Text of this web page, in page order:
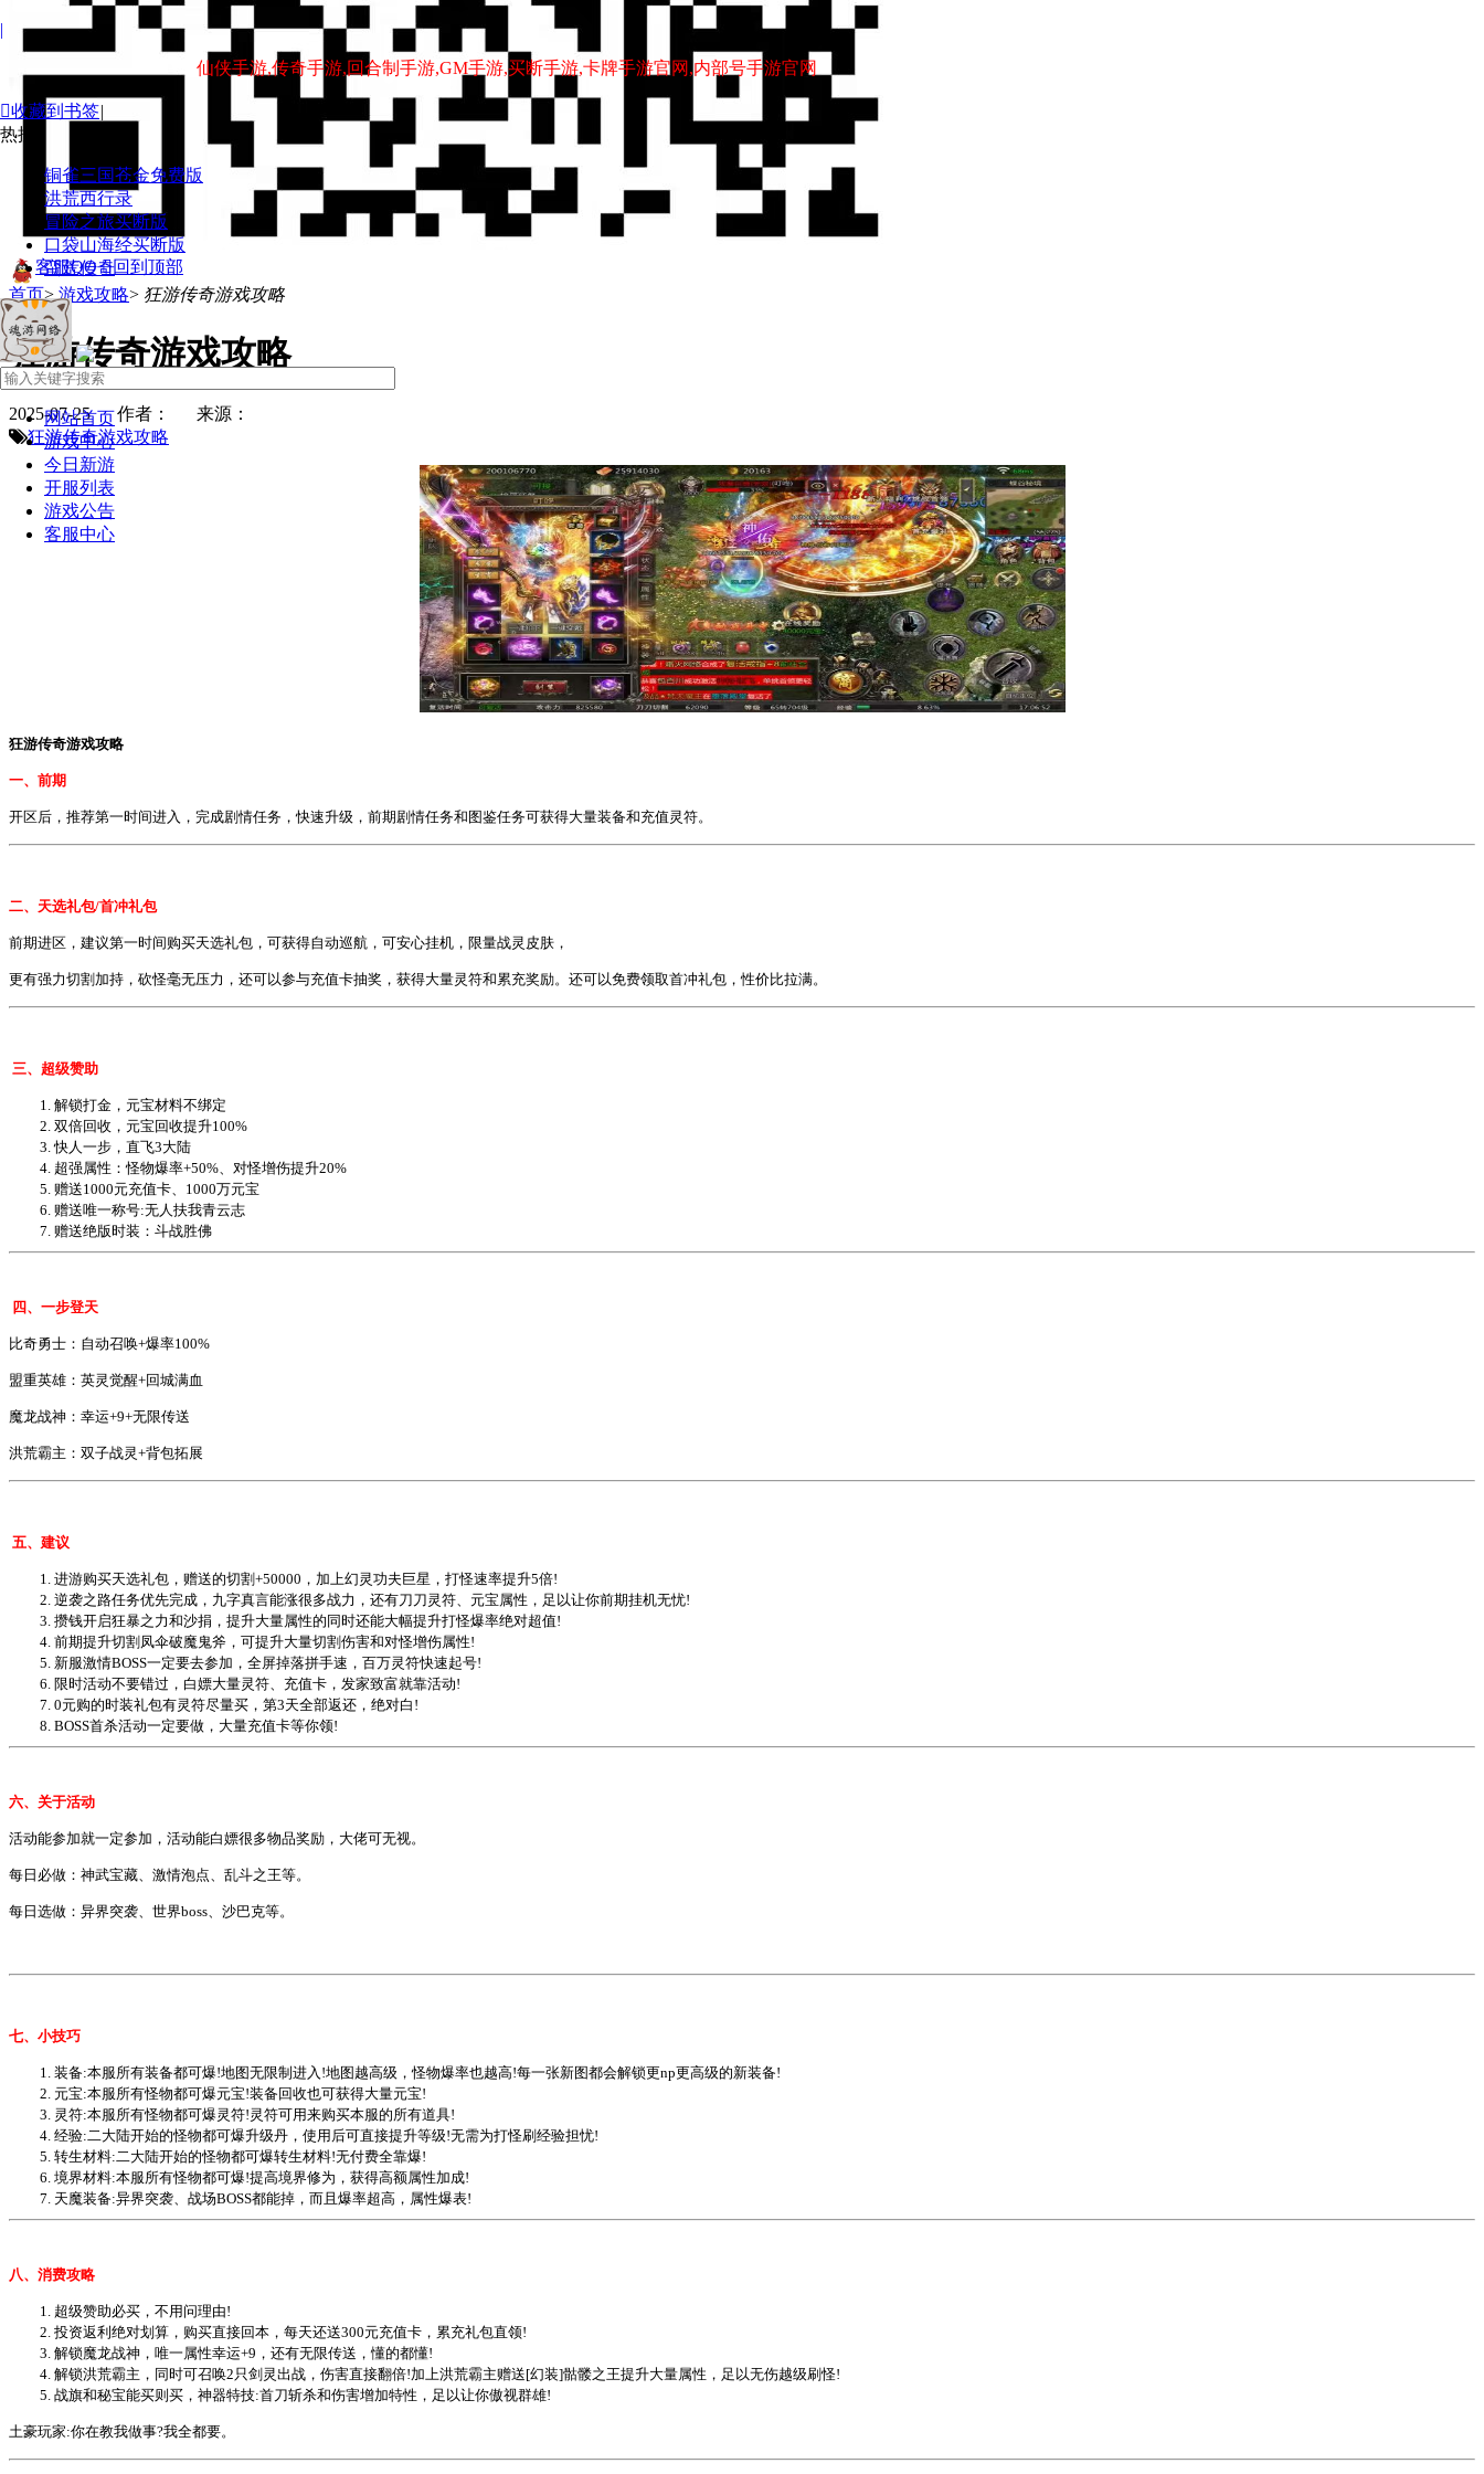
|
仙侠手游,传奇手游,回合制手游,GM手游,买断手游,卡牌手游官网,内部号手游官网
收藏到书签|
热搜 :
铜雀三国苍金免费版
洪荒西行录
冒险之旅买断版
口袋山海经买断版
蛮荒传奇
网站首页
游戏中心
今日新游
开服列表
游戏公告
客服中心
客服QQ 回到顶部
首页> 游戏攻略> 狂游传奇游戏攻略
狂游传奇游戏攻略
2025-07-25 作者： 来源：
狂游传奇游戏攻略
狂游传奇游戏攻略
一、 前期
开区后，推荐第一时间进入，完成剧情任务，快速升级，前期剧情任务和图鉴任务可获得大量装备和充值灵符。
二、 天选礼包/首冲礼包
前期进区，建议第一时间购买天选礼包，可获得自动巡航，可安心挂机，限量战灵皮肤，
更有强力切割加持，砍怪毫无压力，还可以参与充值卡抽奖，获得大量灵符和累充奖励。还可以免费领取首冲礼包，性价比拉满。
三、 超级赞助
1. 解锁打金，元宝材料不绑定
2. 双倍回收，元宝回收提升100%
3. 快人一步，直飞3大陆
4. 超强属性：怪物爆率+50%、对怪增伤提升20%
5. 赠送1000元充值卡、1000万元宝
6. 赠送唯一称号:无人扶我青云志
7. 赠送绝版时装：斗战胜佛
四、 一步登天
比奇勇士：自动召唤+爆率100%
盟重英雄：英灵觉醒+回城满血
魔龙战神：幸运+9+无限传送
洪荒霸主：双子战灵+背包拓展
五、 建议
1. 进游购买天选礼包，赠送的切割+50000，加上幻灵功夫巨星，打怪速率提升5倍!
2. 逆袭之路任务优先完成，九字真言能涨很多战力，还有刀刀灵符、元宝属性，足以让你前期挂机无忧!
3. 攒钱开启狂暴之力和沙捐，提升大量属性的同时还能大幅提升打怪爆率绝对超值!
4. 前期提升切割凤伞破魔鬼斧，可提升大量切割伤害和对怪增伤属性!
5. 新服激情BOSS一定要去参加，全屏掉落拼手速，百万灵符快速起号!
6. 限时活动不要错过，白嫖大量灵符、充值卡，发家致富就靠活动!
7. 0元购的时装礼包有灵符尽量买，第3天全部返还，绝对白!
8. BOSS首杀活动一定要做，大量充值卡等你领!
六、 关于活动
活动能参加就一定参加，活动能白嫖很多物品奖励，大佬可无视。
每日必做：神武宝藏、激情泡点、乱斗之王等。
每日选做：异界突袭、世界boss、沙巴克等。
七、 小技巧
1. 装备:本服所有装备都可爆!地图无限制进入!地图越高级，怪物爆率也越高!每一张新图都会解锁更np更高级的新装备!
2. 元宝:本服所有怪物都可爆元宝!装备回收也可获得大量元宝!
3. 灵符:本服所有怪物都可爆灵符!灵符可用来购买本服的所有道具!
4. 经验:二大陆开始的怪物都可爆升级丹，使用后可直接提升等级!无需为打怪刷经验担忧!
5. 转生材料:二大陆开始的怪物都可爆转生材料!无付费全靠爆!
6. 境界材料:本服所有怪物都可爆!提高境界修为，获得高额属性加成!
7. 天魔装备:异界突袭、战场BOSS都能掉，而且爆率超高，属性爆表!
八、 消费攻略
1. 超级赞助必买，不用问理由!
2. 投资返利绝对划算，购买直接回本，每天还送300元充值卡，累充礼包直领!
3. 解锁魔龙战神，唯一属性幸运+9，还有无限传送，懂的都懂!
4. 解锁洪荒霸主，同时可召唤2只剑灵出战，伤害直接翻倍!加上洪荒霸主赠送[幻装]骷髅之王提升大量属性，足以无伤越级刷怪!
5. 战旗和秘宝能买则买，神器特技:首刀斩杀和伤害增加特性，足以让你傲视群雄!
土豪玩家:你在教我做事?我全都要。